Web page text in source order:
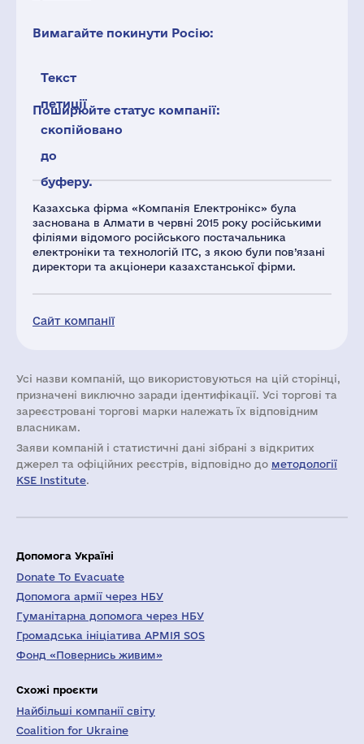
Казахська фірма «Компанія Електронікс» була
заснована в Алмати в червні 2015 року російськими
філіями відомого російського постачальника
електроніки та технологій ITC, з якою були пов’язані
директори та акціонери казахстанської фірми.
Сайт компанії
Вимагайте покинути Росію:
Текст
петиції
скопійовано
до
буферу.
Поширюйте статус компанії:
Усі назви компаній, що використовуються на цій сторінці,
призначені виключно заради ідентифікації. Усі торгові та
зареєстровані торгові марки належать їх відповідним
власникам.
Заяви компаній i статистичні дані зібрані з відкритих
джерел та офіційних реєстрів, відповідно до методології
KSE Institute.
Допомога Україні
Donate To Evacuate
Допомога армії через НБУ
Гуманітарна допомога через НБУ
Громадська ініціатива АРМІЯ SOS
Фонд «Повернись живим»
Схожі проєкти
Найбільші компанії світу
Coalition for Ukraine